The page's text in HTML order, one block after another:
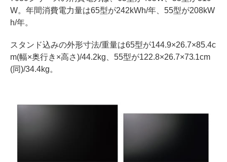
W。年間消費電力量は65型が242kWh/年、55型が208kW
h/年。
スタンド込みの外形寸法/重量は65型が144.9×26.7×85.4c
m(幅×奥行き×高さ)/44.2kg、55型が122.8×26.7×73.1cm
(同)/34.4kg。